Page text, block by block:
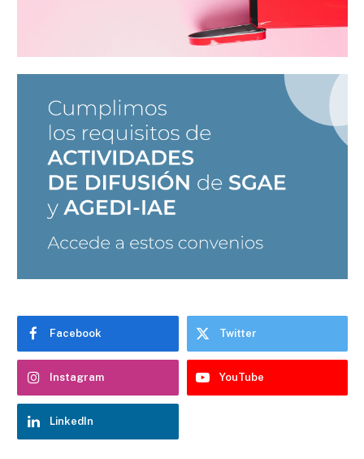
Facebook Twitter
Instagram YouTube
LinkedIn
Chatbot Hostelería Navarra